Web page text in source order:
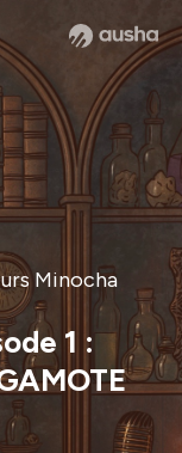
Minocha
1 :